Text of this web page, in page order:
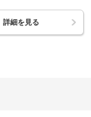
詳細を見る